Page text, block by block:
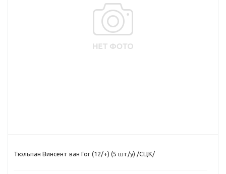
Тюльпан Винсент ван Гог (12/+) (5 шт/у) /СЦК/